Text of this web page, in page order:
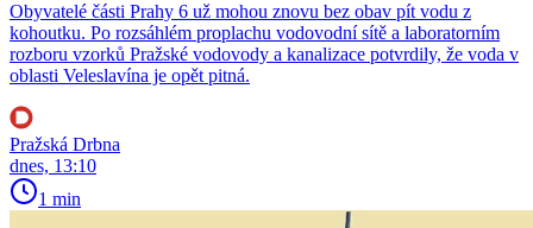
Obyvatelé části Prahy 6 už mohou znovu bez obav pít vodu z
kohoutku. Po rozsáhlém proplachu vodovodní sítě a laboratorním
rozboru vzorků Pražské vodovody a kanalizace potvrdily, že voda v
oblasti Veleslavína je opět pitná.
Pražská Drbna
dnes, 13:10
1 min